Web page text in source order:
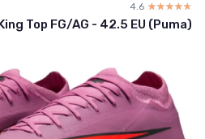
4.6 ☆☆☆☆☆
★★★★★
Top FG/AG - 42.5 EU (Puma)